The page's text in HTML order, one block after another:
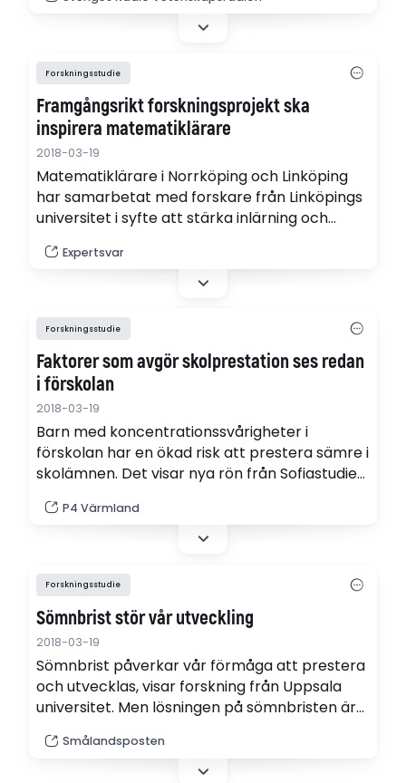
Forskningsstudie
Framgångsrikt forskningsprojekt ska
inspirera matematiklärare
2018-03-19
Matematiklärare i Norrköping och Linköping
har samarbetat med forskare från Linköpings
universitet i syfte att stärka inlärning och
projektet fått goda resultat, bland annat för
att samarbetet gett lärare redskap som
Expertsvar
Forskningsstudie
Faktorer som avgör skolprestation ses redan
i förskolan
2018-03-19
Barn med koncentrationssvårigheter i
förskolan har en ökad risk att prestera sämre i
skolämnen. Det visar nya rön från Sofiastudien
P4 Värmland
Forskningsstudie
Sömnbrist stör vår utveckling
2018-03-19
Sömnbrist påverkar vår förmåga att prestera
och utvecklas, visar forskning från Uppsala
universitet. Men lösningen på sömnbristen är
sömnen riskerar att vara ångestframkallande.
Smålandsposten